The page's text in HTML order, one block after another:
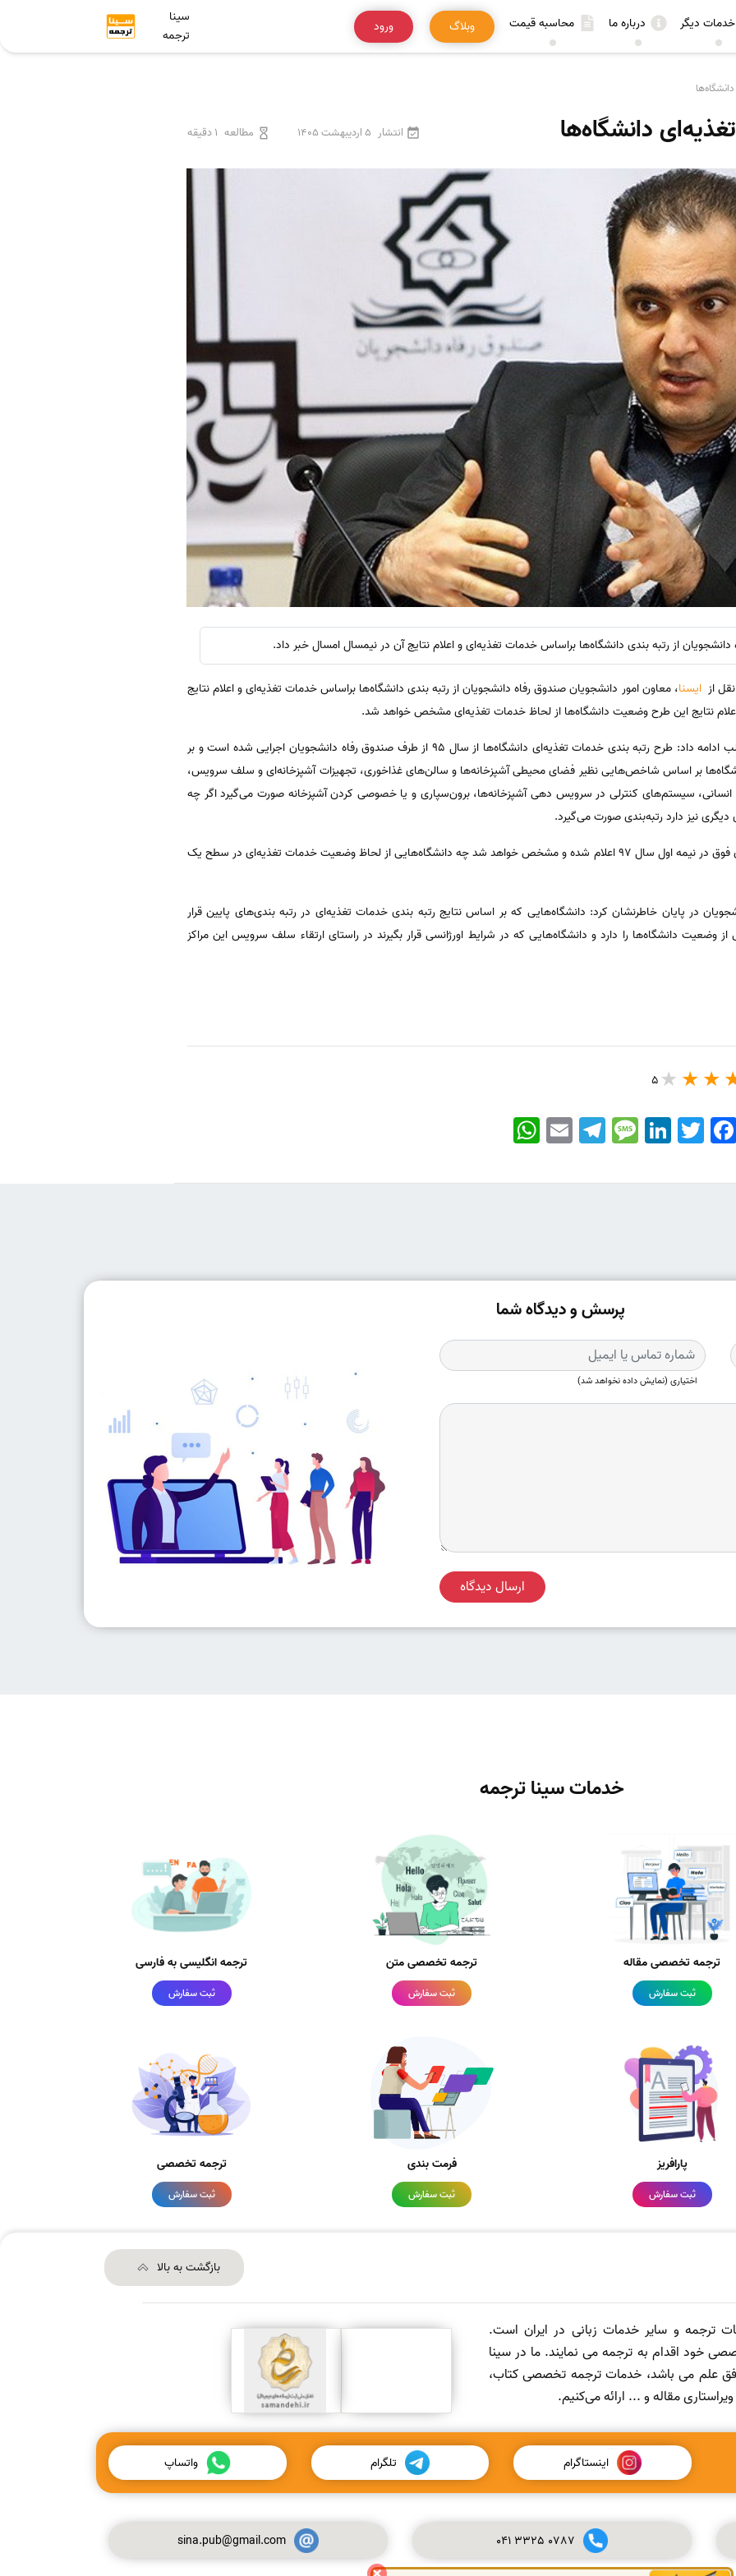
خدمات دیگر درباره ما محاسبه قیمت وبلاگ ورود
سینا
ترجمه
دانشگاه‌ها انتشار 5 اردیبهشت 1405 مطالعه 1 دقیقه
از رتبه بندی دانشگاه‌ها براساس خدمات تغذیه‌ای و اعلام نتایج آن در نیمسال امسال خبر داد.
ازایسنا، معاون امور دانشجویان صندوق رفاه دانشجویان از رتبه بندی دانشگاه‌ها براساس خدمات تغذیه‌ای و اعلام نتایج
اعلام نتایج این طرح وضعیت دانشگاه‌ها از لحاظ خدمات تغذیه‌ای مشخص خواهد شد.
ضمن اعلام این مطلب ادامه داد: طرح رتبه بندی خدمات تغذیه‌ای دانشگاه‌ها از سال 95 از طرف صندوق رفاه دانشجویان اجرایی شده است و بر
بر اساس شاخص‌هایی نظیر فضای محیطی آشپزخانه‌ها و سالن‌های غذاخوری، تجهیزات آشپزخانه‌ای و سلف سرویس،
سیستم‌های کنترلی در سرویس دهی آشپزخانه‌ها، برون‌سپاری و یا خصوصی کردن آشپزخانه صورت می‌گیرد اگر چه
نیز دارد رتبه‌بندی صورت می‌گیرد.
وی در ادامه اظهار داشت: نتایج رتبه بندی فوق در نیمه اول سال 97 اعلام شده و مشخص خواهد شد چه دانشگاه‌هایی از لحاظ وضعیت خدمات تغذیه‌ای در سطح یک
در پایان خاطرنشان کرد: دانشگاه‌هایی که بر اساس نتایج رتبه بندی خدمات تغذیه‌ای در رتبه بندی‌های پایین قرار
از وضعیت دانشگاه‌ها را دارد و دانشگاه‌هایی که در شرایط اورژانسی قرار بگیرند در راستای ارتقاء سلف سرویس این مراکز
5
WhatsApp EmailTelegramMessageLinkedIn TwitterFacebook
پرسش و دیدگاه شما
اختیاری (نمایش داده نخواهد شد)
ارسال دیدگاه
خدمات سینا ترجمه
ترجمه تخصصی مقاله
ثبت سفارش
ترجمه تخصصی متن
ثبت سفارش
ترجمه انگلیسی به فارسی
ثبت سفارش
پارافریز
ثبت سفارش
فرمت بندی
ثبت سفارش
ترجمه تخصصی
ثبت سفارش
بازگشت به بالا
ترجمه و سایر خدمات زبانی در ایران است.
خود اقدام به ترجمه می نمایند. ما در سینا
علم می باشد، خدمات ترجمه تخصصی کتاب،
مقاله و ... ارائه می‌کنیم.
اینستاگرام تلگرام واتساپ
041 3325 0787
sina.pub@gmail.com